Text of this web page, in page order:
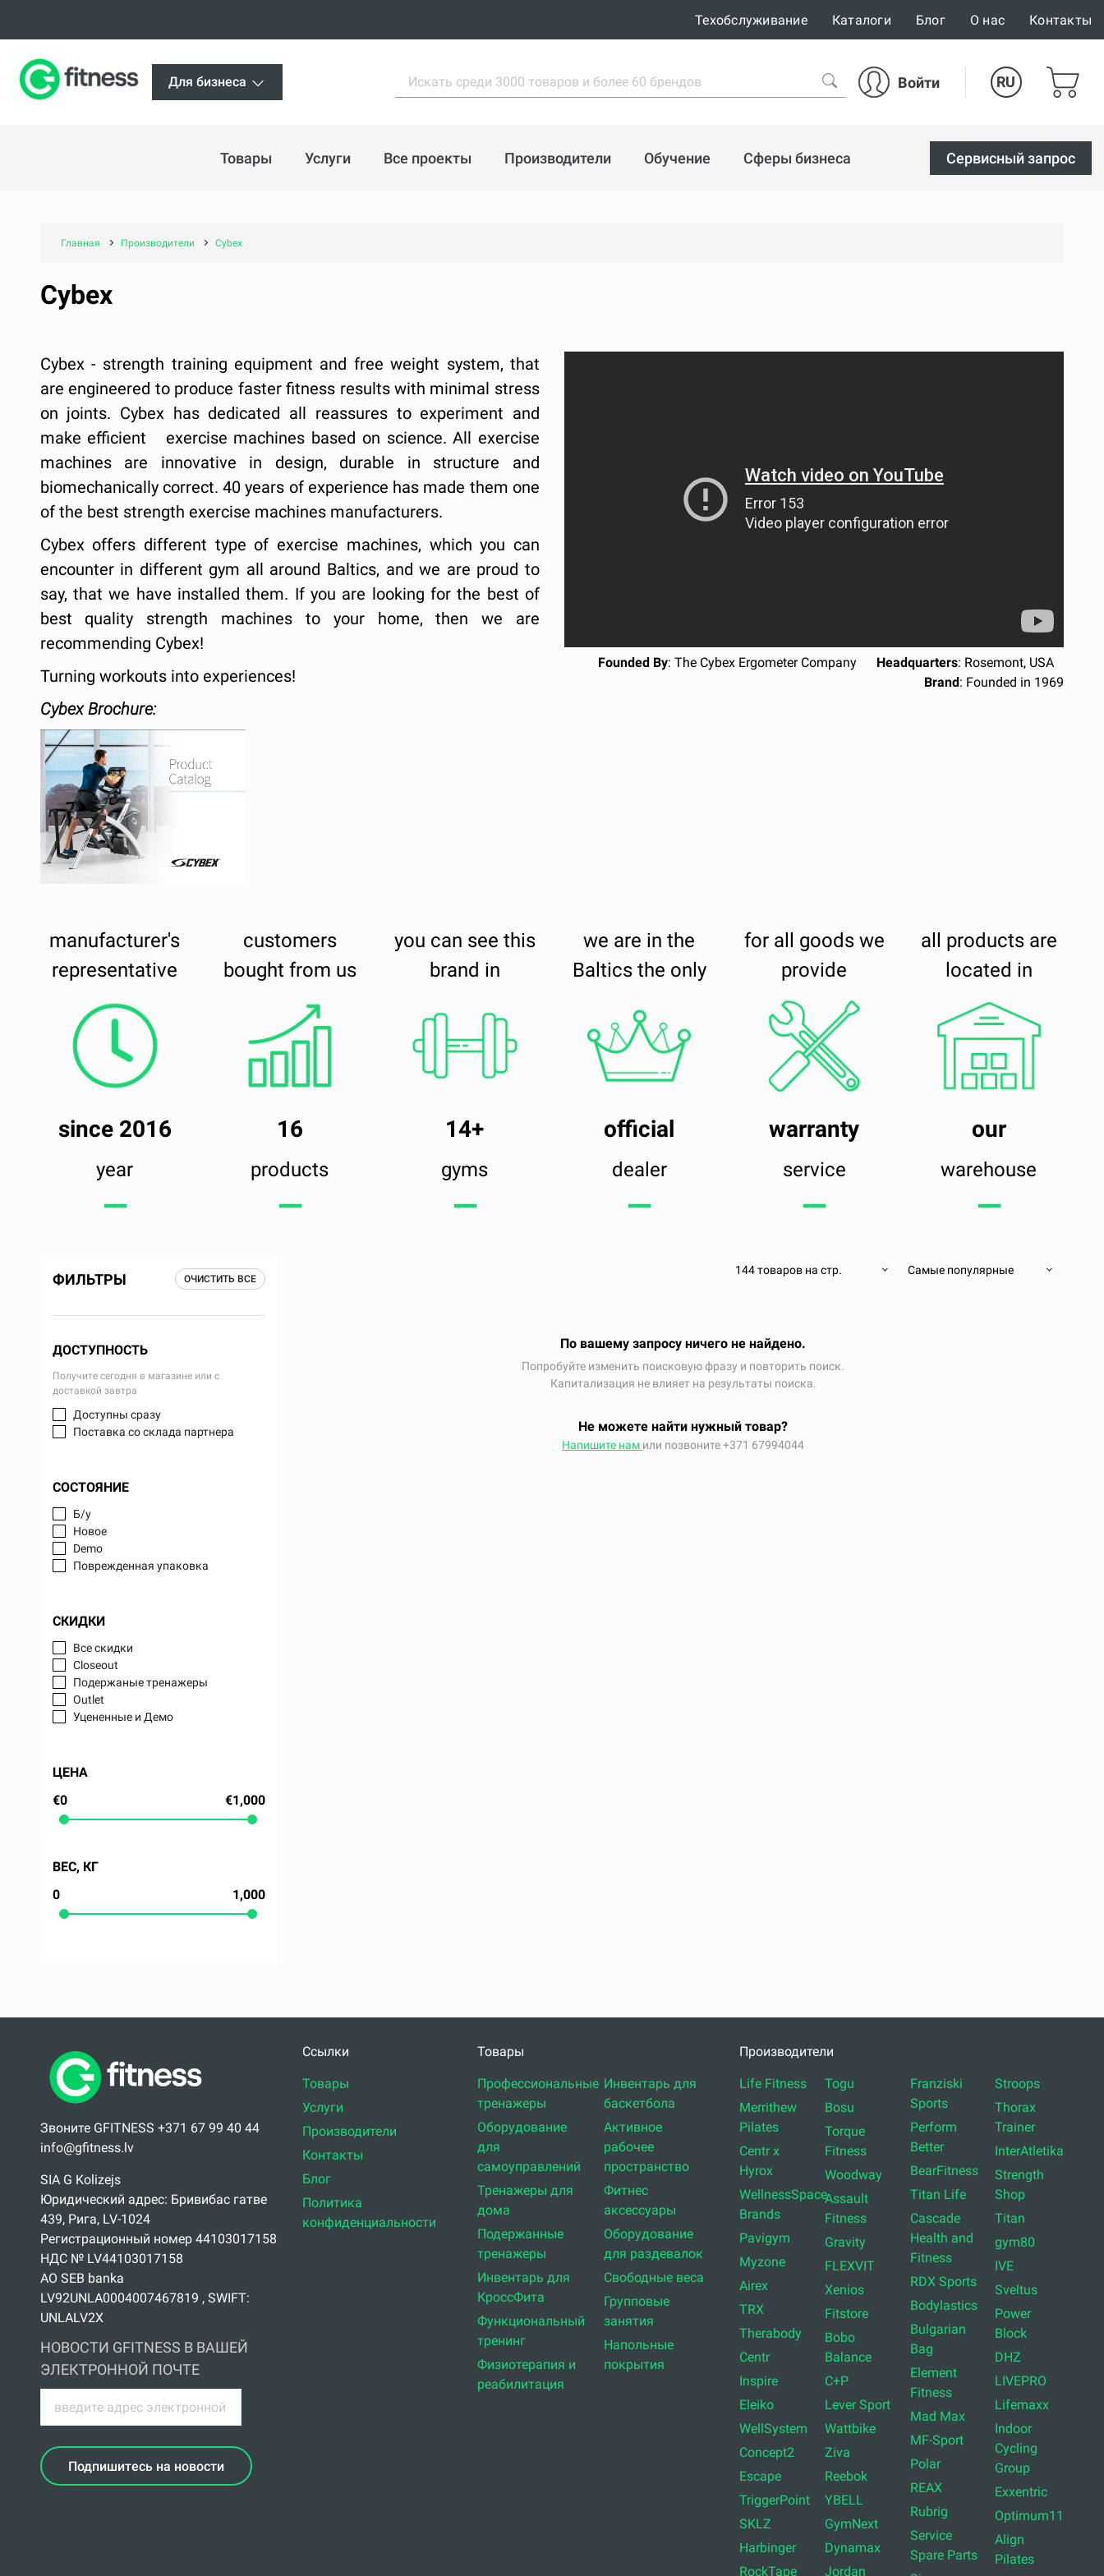
Техобслуживание Каталоги Блог О нас Контакты
Для бизнеса Войти RU
Товары Услуги Все проекты Производители Обучение Сферы бизнеса Cервисный запрос
Главная Производители Cybex
Cybex
Cybex - strength training equipment and free weight system, that
are engineered to produce faster fitness results with minimal stress
on joints. Cybex has dedicated all reassures to experiment and
make efficient exercise machines based on science. All exercise
machines are innovative in design, durable in structure and
biomechanically correct. 40 years of experience has made them one
of the best strength exercise machines manufacturers.
Cybex offers different type of exercise machines, which you can
encounter in different gym all around Baltics, and we are proud to
say, that we have installed them. If you are looking for the best of
best quality strength machines to your home, then we are
recommending Cybex!
Turning workouts into experiences!
Cybex Brochure:
Founded By: The Cybex Ergometer Company Headquarters: Rosemont, USA
Brand: Founded in 1969
manufacturer's
representative
since 2016
year
━━
customers
bought from us
16
products
━━
you can see this
brand in
14+
gyms
━━
we are in the
Baltics the only
official
dealer
━━
for all goods we
provide
warranty
service
━━
all products are
located in
our
warehouse
━━
ФИЛЬТРЫ ОЧИСТИТЬ ВСЕ
ДОСТУПНОСТЬ
Получите сегодня в магазине или с
доставкой завтра
Доступны сразу
Поставка со склада партнера
СОСТОЯНИЕ
Б/у
Новое
Demo
Поврежденная упаковка
СКИДКИ
Все скидки
Closeout
Подержаные тренажеры
Outlet
Уцененные и Демо
ЦЕНА
€0
€1,000
ВЕС, КГ
0
1,000
144 товаров на стр. Самые популярные
По вашему запросу ничего не найдено.
Попробуйте изменить поисковую фразу и повторить поиск.
Капитализация не влияет на результаты поиска.
Не можете найти нужный товар?
Напишите нам или позвоните +371 67994044
Звоните GFITNESS +371 67 99 40 44
info@gfitness.lv
SIA G Kolizejs
Юридический адрес: Бривибас гатве
439, Рига, LV-1024
Регистрационный номер 44103017158
НДС № LV44103017158
АО SEB banka
LV92UNLA0004007467819 , SWIFT:
UNLALV2X
НОВОСТИ GFITNESS В ВАШЕЙ
ЭЛЕКТРОННОЙ ПОЧТЕ
Подпишитесь на новости
Ссылки
Товары
Услуги
Производители
Контакты
Блог
Политика
конфиденциальности
Товары
Профессиональные
тренажеры
Оборудование
для
самоуправлений
Тренажеры для
дома
Подержанные
тренажеры
Инвентарь для
КроссФита
Функциональный
тренинг
Физиотерапия и
реабилитация
Инвентарь для
баскетбола
Активное
рабочее
пространство
Фитнес
аксессуары
Оборудование
для раздевалок
Свободные веса
Групповые
занятия
Напольные
покрытия
Производители
Life Fitness
Merrithew
Pilates
Centr x
Hyrox
WellnessSpace
Brands
Pavigym
Myzone
Airex
TRX
Therabody
Centr
Inspire
Eleiko
WellSystem
Concept2
Escape
TriggerPoint
SKLZ
Harbinger
RockTape
Togu
Bosu
Torque
Fitness
Woodway
Assault
Fitness
Gravity
FLEXVIT
Xenios
Fitstore
Bobo
Balance
C+P
Lever Sport
Wattbike
Ziva
Reebok
YBELL
GymNext
Dynamax
Jordan
Franziski
Sports
Perform
Better
BearFitness
Titan Life
Cascade
Health and
Fitness
RDX Sports
Bodylastics
Bulgarian
Bag
Element
Fitness
Mad Max
MF-Sport
Polar
REAX
Rubrig
Service
Spare Parts
Stroops
Thorax
Trainer
InterAtletika
Strength
Shop
Titan
gym80
IVE
Sveltus
Power
Block
DHZ
LIVEPRO
Lifemaxx
Indoor
Cycling
Group
Exxentric
Optimum11
Align
Pilates